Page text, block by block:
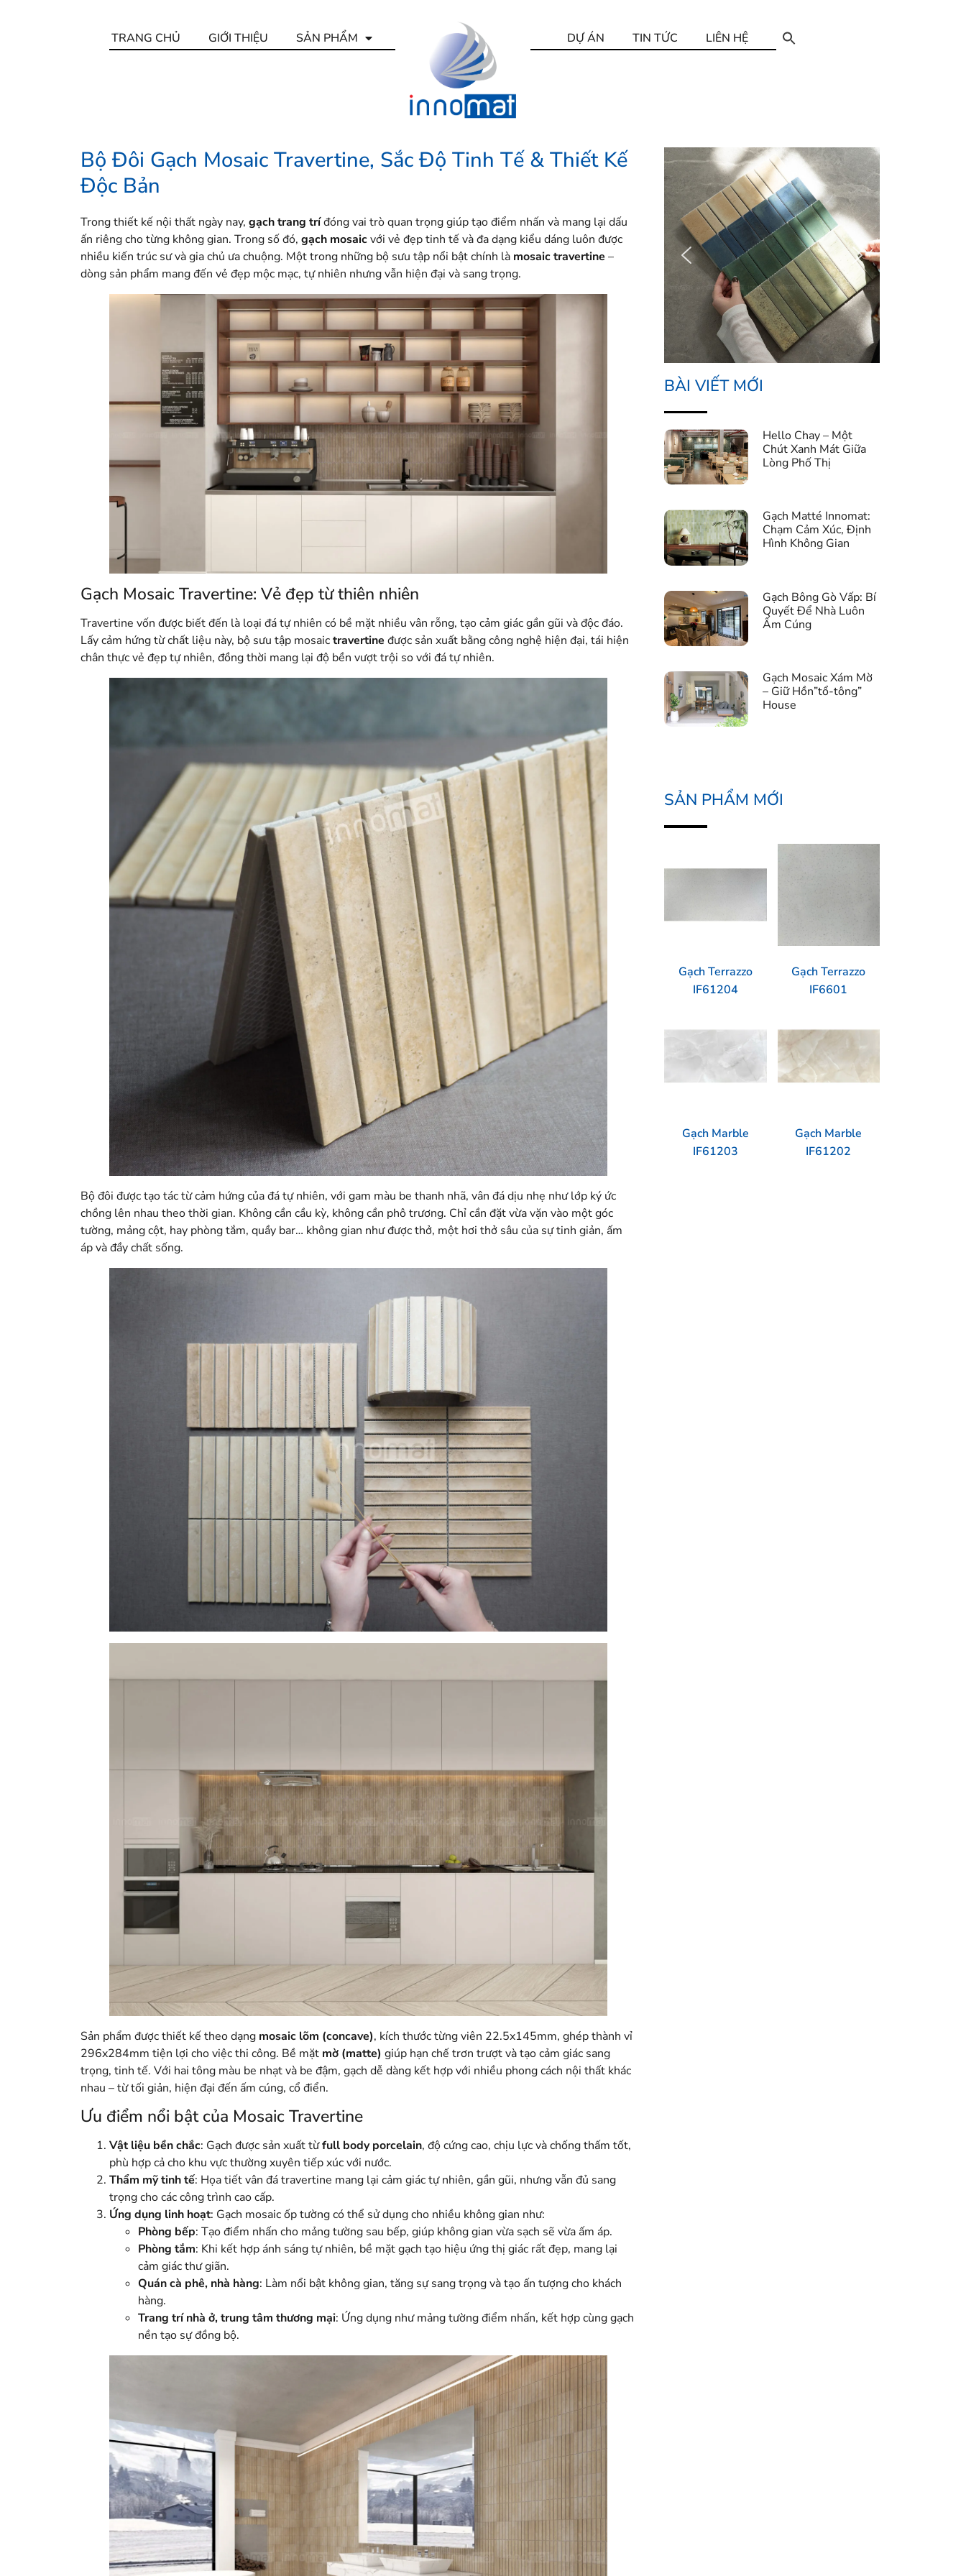
TRANG CHỦ GIỚI THIỆU SẢN PHẨM DỰ ÁN TIN TỨC LIÊN HỆ
Bộ Đôi Gạch Mosaic Travertine, Sắc Độ Tinh Tế & Thiết Kế
Độc Bản
Trong thiết kế nội thất ngày nay, gạch trang tríđóng vai trò quan trọng giúp tạo điểm nhấn và mang lại dấu
ấn riêng cho từng không gian. Trong số đó, gạch mosaicvới vẻ đẹp tinh tế và đa dạng kiểu dáng luôn được
nhiều kiến trúc sư và gia chủ ưa chuộng. Một trong những bộ sưu tập nổi bật chính là mosaic travertine –
dòng sản phẩm mang đến vẻ đẹp mộc mạc, tự nhiên nhưng vẫn hiện đại và sang trọng.
Gạch Mosaic Travertine: Vẻ đẹp từ thiên nhiên
Travertine vốn được biết đến là loại đá tự nhiên có bề mặt nhiều vân rỗng, tạo cảm giác gần gũi và độc đáo.
Lấy cảm hứng từ chất liệu này, bộ sưu tập mosaictravertine được sản xuất bằng công nghệ hiện đại, tái hiện
chân thực vẻ đẹp tự nhiên, đồng thời mang lại độ bền vượt trội so với đá tự nhiên.
Bộ đôi được tạo tác từ cảm hứng của đá tự nhiên, với gam màu be thanh nhã, vân đá dịu nhẹ như lớp ký ức
chồng lên nhau theo thời gian. Không cần cầu kỳ, không cần phô trương. Chỉ cần đặt vừa vặn vào một góc
tường, mảng cột, hay phòng tắm, quầy bar… không gian như được thở, một hơi thở sâu của sự tinh giản, ấm
áp và đầy chất sống.
Sản phẩm được thiết kế theo dạng mosaic lõm (concave), kích thước từng viên 22.5x145mm, ghép thành vỉ
296x284mm tiện lợi cho việc thi công. Bề mặt mờ (matte) giúp hạn chế trơn trượt và tạo cảm giác sang
trọng, tinh tế. Với hai tông màu be nhạt và be đậm, gạch dễ dàng kết hợp với nhiều phong cách nội thất khác
nhau – từ tối giản, hiện đại đến ấm cúng, cổ điển.
Ưu điểm nổi bật của Mosaic Travertine
Vật liệu bền chắc: Gạch được sản xuất từfull body porcelain, độ cứng cao, chịu lực và chống thấm tốt,
phù hợp cả cho khu vực thường xuyên tiếp xúc với nước.
Thẩm mỹ tinh tế: Họa tiết vân đá travertine mang lại cảm giác tự nhiên, gần gũi, nhưng vẫn đủ sang
trọng cho các công trình cao cấp.
Ứng dụng linh hoạt: Gạch mosaic ốp tường có thể sử dụng cho nhiều không gian như:
Phòng bếp: Tạo điểm nhấn cho mảng tường sau bếp, giúp không gian vừa sạch sẽ vừa ấm áp.
Phòng tắm: Khi kết hợp ánh sáng tự nhiên, bề mặt gạch tạo hiệu ứng thị giác rất đẹp, mang lại
cảm giác thư giãn.
Quán cà phê, nhà hàng: Làm nổi bật không gian, tăng sự sang trọng và tạo ấn tượng cho khách
hàng.
Trang trí nhà ở, trung tâm thương mại: Ứng dụng như mảng tường điểm nhấn, kết hợp cùng gạch
nền tạo sự đồng bộ.
BÀI VIẾT MỚI
Hello Chay – Một
Chút Xanh Mát Giữa
Lòng Phố Thị
Gạch Matté Innomat:
Chạm Cảm Xúc, Định
Hình Không Gian
Gạch Bông Gò Vấp: Bí
Quyết Để Nhà Luôn
Ấm Cúng
Gạch Mosaic Xám Mờ
– Giữ Hồn”tổ-tông”
House
SẢN PHẨM MỚI
Gạch Terrazzo
IF61204
Gạch Terrazzo
IF6601
Gạch Marble
IF61203
Gạch Marble
IF61202